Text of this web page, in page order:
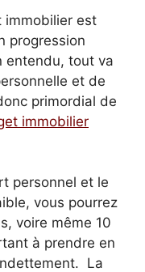
immobilier est
progression
entendu, tout va
et de
primordial de
immobilier
personnel et le
vous pourrez
voire même 10
à prendre en
La